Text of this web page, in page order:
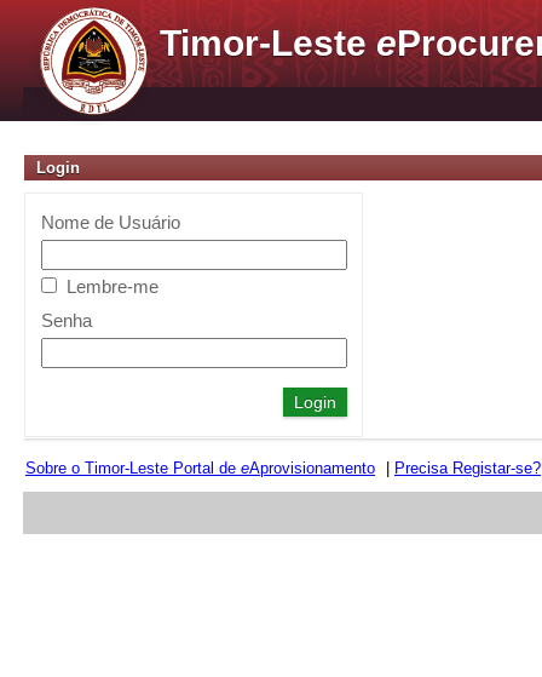
Timor-Lestee
Login
Nome de Usuário
Lembre-me
Senha
Sobre o Timor-Leste Portal de eAprovisionamento Precisa Registar-se?